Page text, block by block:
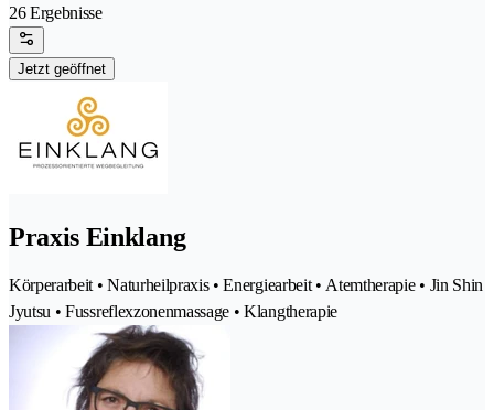
26 Ergebnisse
Jetzt geöffnet
Praxis Einklang
Körperarbeit • Naturheilpraxis • Energiearbeit • Atemtherapie • Jin Shin
Jyutsu • Fussreflexzonenmassage • Klangtherapie